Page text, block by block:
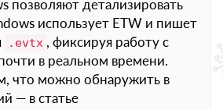
позволяют детализировать
использует ETW и пишет
.evtx , фиксируя работу с
в реальном времени.
что можно обнаружить в
— в статье